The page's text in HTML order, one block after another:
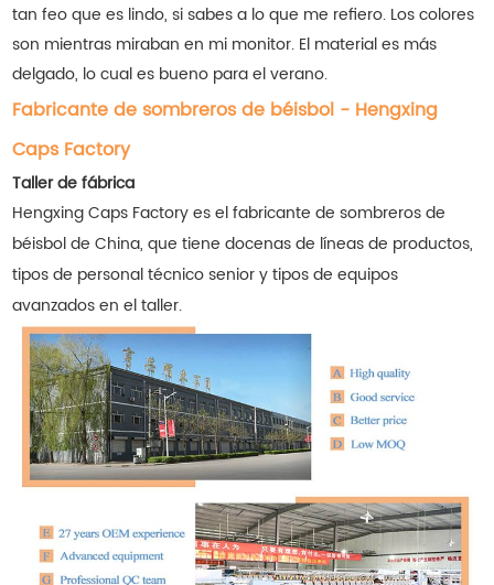
tan feo que es lindo, si sabes a lo que me refiero. Los colores
son mientras miraban en mi monitor. El material es más
delgado, lo cual es bueno para el verano.
Fabricante de sombreros de béisbol - Hengxing
Caps Factory
Taller de fábrica
Hengxing Caps Factory es el fabricante de sombreros de
béisbol de China, que tiene docenas de líneas de productos,
tipos de personal técnico senior y tipos de equipos
avanzados en el taller.